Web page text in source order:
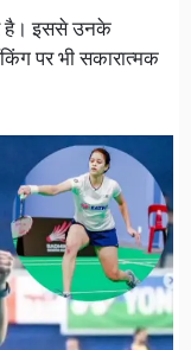
है। इससे उनके
पर भी सकारात्मक